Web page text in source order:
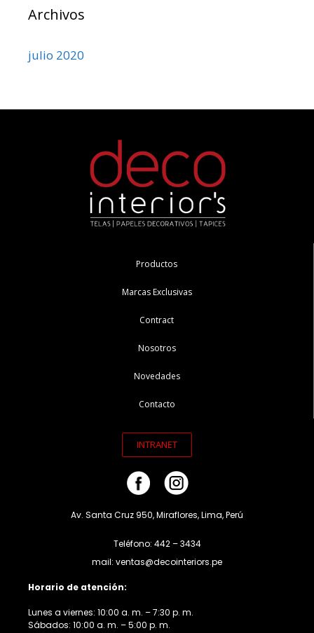
Archivos
julio 2020
Productos
Marcas Exclusivas
Contract
Nosotros
Novedades
Contacto
INTRANET
Av. Santa Cruz 950, Miraflores, Lima, Perú
Teléfono: 442 – 3434
mail: ventas@decointeriors.pe
Horario de atención:
Lunes a viernes: 10:00 a. m. – 7:30 p. m.
Sábados: 10:00 a. m. – 5:00 p. m.